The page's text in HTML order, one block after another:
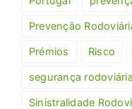
Prevenção
Prémios Risco
segurança
Sinistralidade